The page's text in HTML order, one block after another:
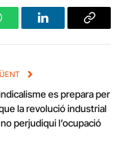
LinkedInCopy
es prepara per
la revolució industrial
perjudiqui l’ocupació